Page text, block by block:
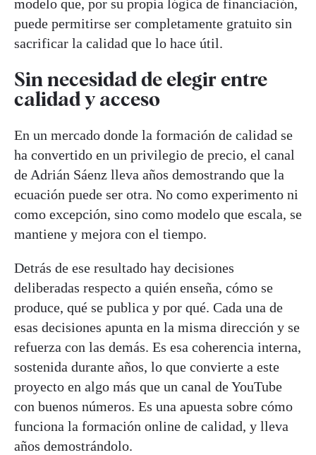
modelo que, por su propia lógica de financiación,
puede permitirse ser completamente gratuito sin
sacrificar la calidad que lo hace útil.
Sin necesidad de elegir entre
calidad y acceso
En un mercado donde la formación de calidad se
ha convertido en un privilegio de precio, el canal
de Adrián Sáenz lleva años demostrando que la
ecuación puede ser otra. No como experimento ni
como excepción, sino como modelo que escala, se
mantiene y mejora con el tiempo.
Detrás de ese resultado hay decisiones
deliberadas respecto a quién enseña, cómo se
produce, qué se publica y por qué. Cada una de
esas decisiones apunta en la misma dirección y se
refuerza con las demás. Es esa coherencia interna,
sostenida durante años, lo que convierte a este
proyecto en algo más que un canal de YouTube
con buenos números. Es una apuesta sobre cómo
funciona la formación online de calidad, y lleva
años demostrándolo.